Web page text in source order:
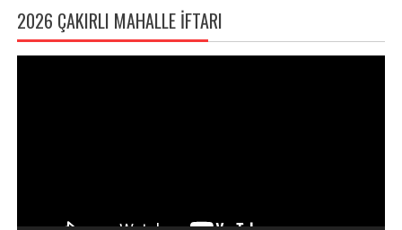
2026 ÇAKIRLI MAHALLE İFTARI